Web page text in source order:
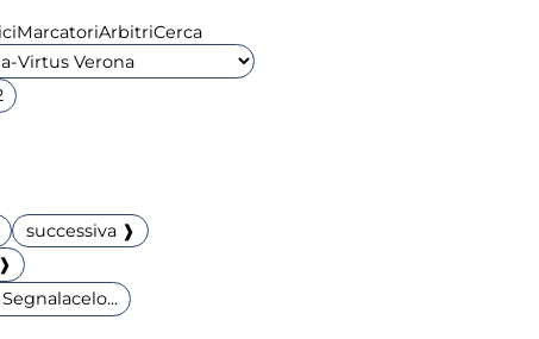
MarcatoriArbitriCerca
successiva ❱